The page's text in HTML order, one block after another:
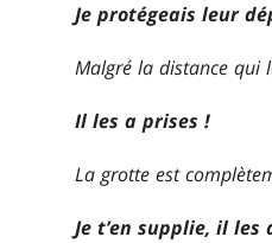
Je protégeais leur
Malgré la distance qui
Il les a prises !
La grotte est
Je t’en supplie, il